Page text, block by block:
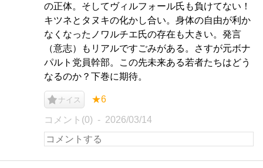
の正体。そしてヴィルフォール氏も負けてない！
キツネとタヌキの化かし合い。身体の自由が利か
なくなったノワルチエ氏の存在も大きい。発言
（意志）もリアルですごみがある。さすが元ボナ
パルト党員幹部。この先未来ある若者たちはどう
なるのか？下巻に期待。
ナイス ★6
コメント(0) 2026/03/14